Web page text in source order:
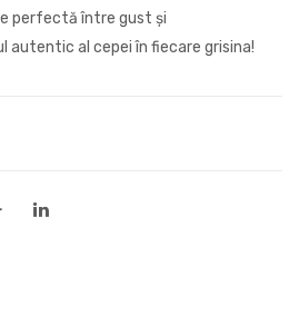
perfectă între gust și
autentic al cepei în fiecare grisina!